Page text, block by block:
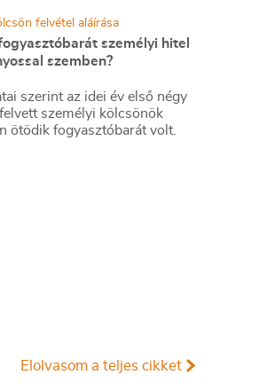
személyi hitel
szemben?
szerint az idei év első négy
személyi kölcsönök
ötödik fogyasztóbarát volt.
Elolvasom a teljes cikket